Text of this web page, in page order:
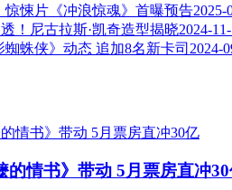
惊悚片《冲浪惊魂》首曝预告2025-
！尼古拉斯·凯奇造型揭晓2024-
蜘蛛侠》动态 追加8名新卡司 2024-
的情书》带动 5月票房直冲